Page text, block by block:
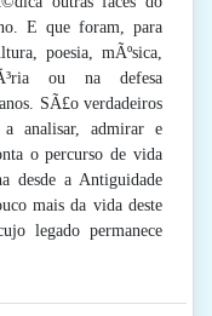
E que foram, para
poesia, mÃºsica,
ou na defesa
SÃ£o verdadeiros
a analisar, admirar e
o percurso de vida
desde a Antiguidade
mais da vida deste
legado permanece